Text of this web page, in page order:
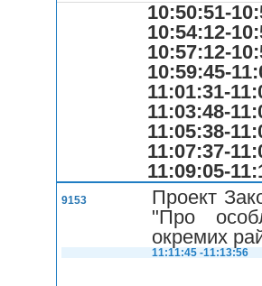
10:50:51-
10:54:12-
10:57:12-
10:59:45-
11:01:31-
11:03:48-
11:05:38-
11:07:37-
11:09:05-
9153
Проект
"Про
окремих
11:11:45 -11:13:56